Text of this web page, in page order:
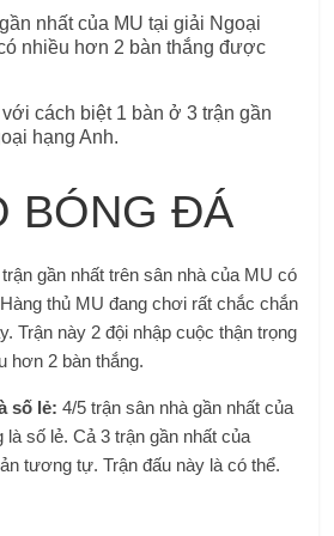
nhất của MU tại giải Ngoại
nhiều hơn 2 bàn thắng được
cách biệt 1 bàn ở 3 trận gần
hạng Anh.
BÓNG ĐÁ
trận gần nhất trên sân nhà của MU có
thủ MU đang chơi rất chắc chắn
Trận này 2 đội nhập cuộc thận trọng
hơn 2 bàn thắng.
số lẻ:4/5 trận sân nhà gần nhất của
là số lẻ. Cả 3 trận gần nhất của
tương tự. Trận đấu này là có thể.